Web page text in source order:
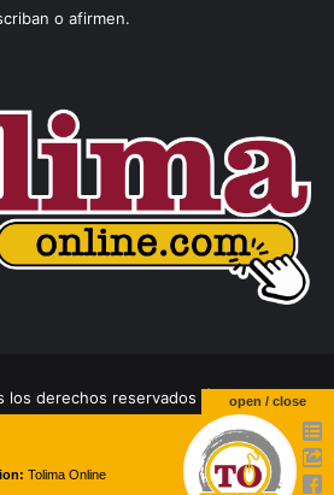
o afirmen.
los derechos reservados |
Theme by
open / close
Tolima Online